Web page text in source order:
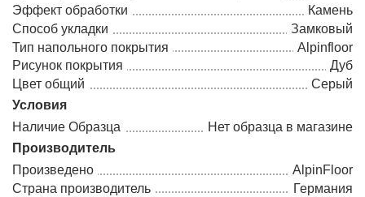
Эффект обработки
Камень
Способ укладки
Замковый
Тип напольного покрытия
Alpinfloor
Рисунок покрытия
Дуб
Цвет общий
Серый
Условия
Наличие Образца
Нет образца в магазине
Производитель
Произведено
AlpinFloor
Страна производитель
Германия